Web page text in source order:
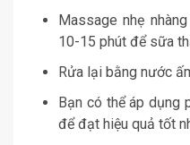
Massage nhẹ
10-15 phút để sữa
Rửa lại bằng nước
Bạn có thể áp dụng
để đạt hiệu quả tốt